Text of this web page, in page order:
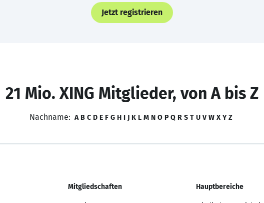
Jetzt registrieren
21 Mio. XING Mitglieder, von A bis Z
Nachname: A B C D E F G H I J K L M N O P Q R S T U V W X Y Z
Mitgliedschaften Hauptbereiche